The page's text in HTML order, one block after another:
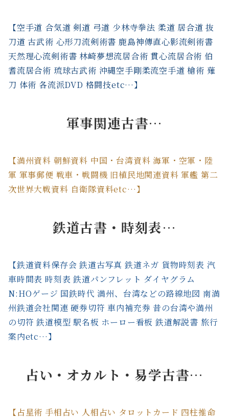
【空手道 合気道 剣道 弓道 少林寺拳法 柔道 居合道 抜
刀道 古武術 心形刀流剣術書 鹿島神傳直心影流剣術書
天然理心流剣術書 林崎夢想流居合術 貫心流居合術 伯
耆流居合術 琉球古武術 沖縄空手剛柔流空手道 槍術 薙
刀 体術 各流派DVD 格闘技etc…】
軍事関連古書…
【満州資料 朝鮮資料 中国・台湾資料 海軍・空軍・陸
軍 軍事郵便 戦車・戦闘機 旧植民地関連資料 軍艦 第二
次世界大戦資料 自衛隊資料etc…】
鉄道古書・時刻表…
【鉄道資料保存会 鉄道古写真 鉄道ネガ 貨物時刻表 汽
車時間表 時刻表 鉄道パンフレット ダイヤグラム
N:HOゲージ 国鉄時代 満州、台湾などの路線地図 南満
州鉄道会社関連 硬券切符 車内補充券 昔の台湾や満州
の切符 鉄道模型 駅名板 ホーロー看板 鉄道解説書 旅行
案内etc…】
占い・オカルト・易学古書…
【占星術 手相占い 人相占い タロットカード 四柱推命